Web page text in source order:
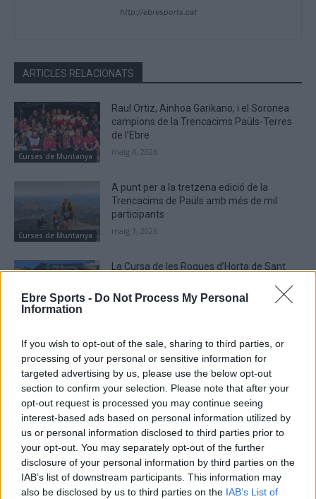
Ebre Sports - Do Not Process My Personal
Information
If you wish to opt-out of the sale, sharing to third parties, or
processing of your personal or sensitive information for
targeted advertising by us, please use the below opt-out
section to confirm your selection. Please note that after your
opt-out request is processed you may continue seeing
interest-based ads based on personal information utilized by
us or personal information disclosed to third parties prior to
your opt-out. You may separately opt-out of the further
disclosure of your personal information by third parties on the
IAB’s list of downstream participants. This information may
also be disclosed by us to third parties on the IAB’s List of
http://ebresports.cat
ARTICLES RELACIONATS
Curses de Muntanya
Raul Ortiz, Ainhoa Garikano, i el Soronea
campions de la Trencacims Paüls-Terres
de l’Ebre
maig 4, 2026
Curses de Muntanya
A punt per a la tretzena edició de la
Trencacims de Paüls amb més de mil
participants
maig 1, 2026
Curses de Muntanya
La Cursa de les Roques d’Horta de Sant
participants
DEIXA UNA RESPOSTA